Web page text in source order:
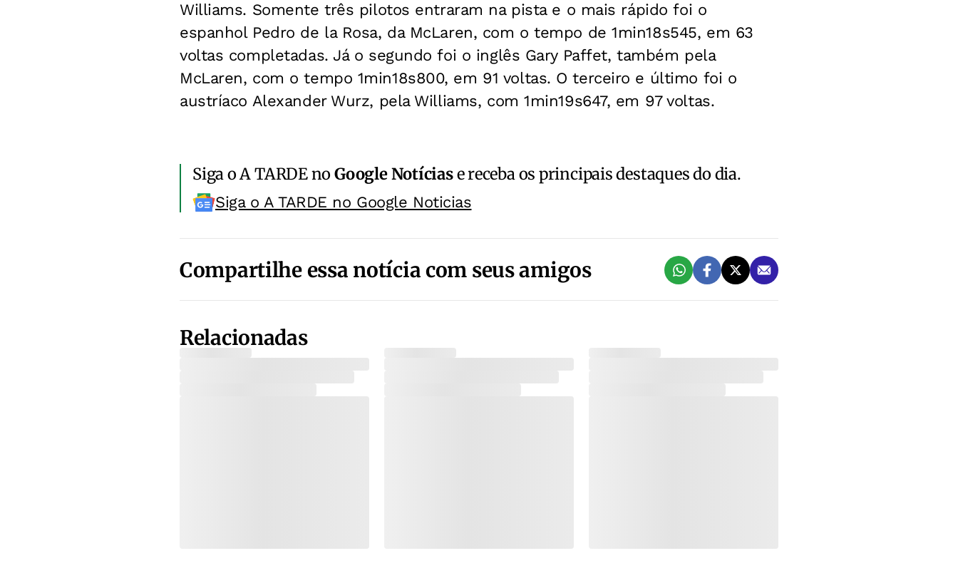
Williams. Somente três pilotos entraram na pista e o mais rápido foi o
espanhol Pedro de la Rosa, da McLaren, com o tempo de 1min18s545, em 63
voltas completadas. Já o segundo foi o inglês Gary Paffet, também pela
McLaren, com o tempo 1min18s800, em 91 voltas. O terceiro e último foi o
austríaco Alexander Wurz, pela Williams, com 1min19s647, em 97 voltas.
Siga o A TARDE noGoogle Notíciase receba os principais destaques do dia.
Siga o A TARDE no Google Noticias
Compartilhe essa notícia com seus amigos
Relacionadas